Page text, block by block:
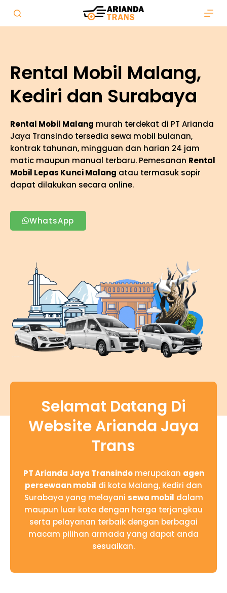
S
k
t
o
c
o
e
n
t
Rental Mobil Malang,
Kediri dan Surabaya
Rental Mobil Malang murah terdekat di PT Arianda
Jaya Transindo tersedia sewa mobil bulanan,
kontrak tahunan, mingguan dan harian 24 jam
matic maupun manual terbaru. Pemesanan Rental
Mobil Lepas Kunci Malang atau termasuk sopir
dapat dilakukan secara online.
WhatsApp
Selamat Datang Di
Website Arianda Jaya
Trans
PT Arianda Jaya Transindomerupakan agen
persewaan mobil di kota Malang, Kediri dan
Surabaya yang melayani sewa mobil dalam
maupun luar kota dengan harga terjangkau
serta pelayanan terbaik dengan berbagai
macam pilihan armada yang dapat anda
sesuaikan.